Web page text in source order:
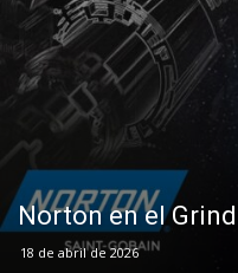
Norton en el
18 de abril de 2026